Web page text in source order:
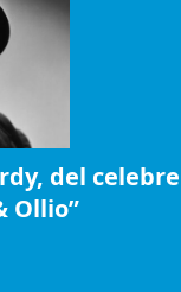
del celebre
Ollio”